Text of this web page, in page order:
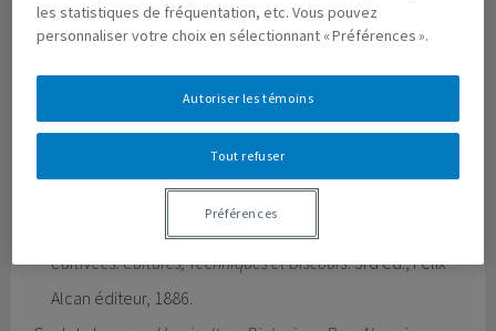
À Madagascar: Avant Le XVIe Siècle. Karthala, 2017.
Agrobiologie. L’actualité de La Pensée Des Fondateurs
de l’agriculture Biologique Pour Son Contemporain.”
Innovations Agronomques, no. 4, 2009, pp. 329–62.
Cultivées. Cultures, Techniques et Discours. 3rd ed., Félix
Alcan éditeur, 1886.
les statistiques de fréquentation, etc. Vous pouvez
personnaliser votre choix en sélectionnant « Préférences ».
Tout refuser
Autoriser les témoins
Préférences